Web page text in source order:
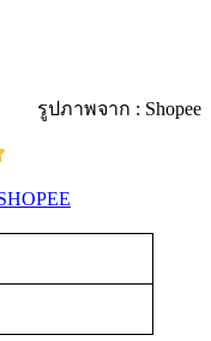
รูปภาพจาก : Shopee